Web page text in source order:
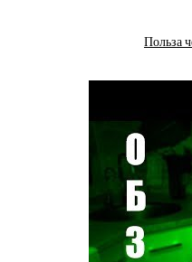
Польза